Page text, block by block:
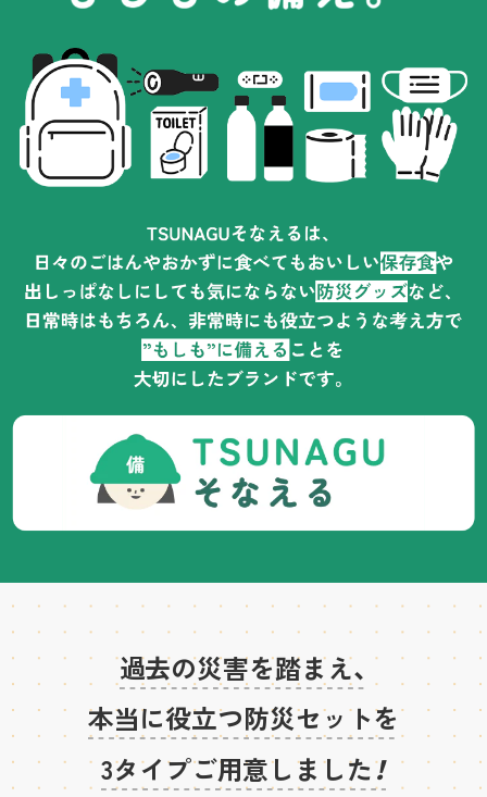
過去の災害を踏まえ、
本当に役立つ防災セットを
3タイプご用意しました！